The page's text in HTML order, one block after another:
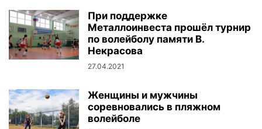
При поддержке
Металлоинвеста прошёл турнир
по волейболу памяти В.
Некрасова
27.04.2021
Женщины и мужчины
соревновались в пляжном
волейболе